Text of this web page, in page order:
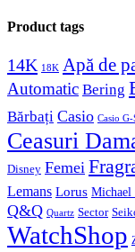
Product tags
14K 18K Apă de
Automatic Bering
Bărbați Casio Casio
Ceasuri
Disney Femei
Lemans Lorus Michael
Q&Q Quartz Sector
WatchShop